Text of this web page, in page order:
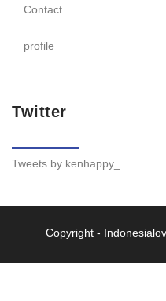
Contact
profile
Twitter
Tweets by kenhappy_
Copyright -